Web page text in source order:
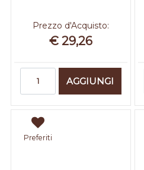
Prezzo d'Acquisto:
€ 29,26
AGGIUNGI
Preferiti